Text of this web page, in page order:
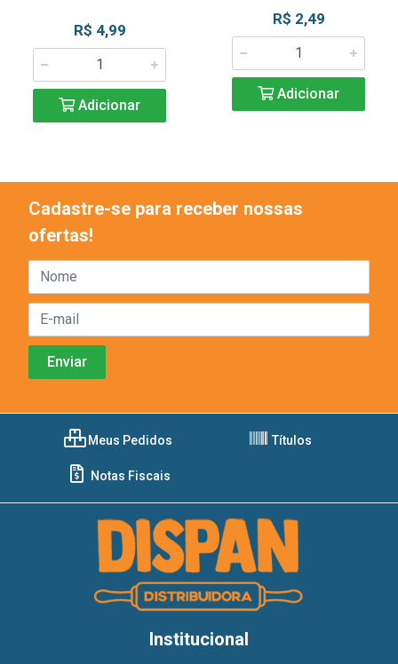
R$ 4,99
Adicionar
R$ 2,49
Adicionar
Cadastre-se para receber nossas
ofertas!
Meus Pedidos Títulos
Notas Fiscais
Institucional